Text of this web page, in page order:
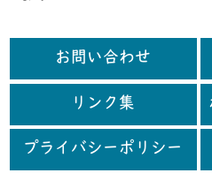
お問い合わせ
リンク集
プライバシーポリシー